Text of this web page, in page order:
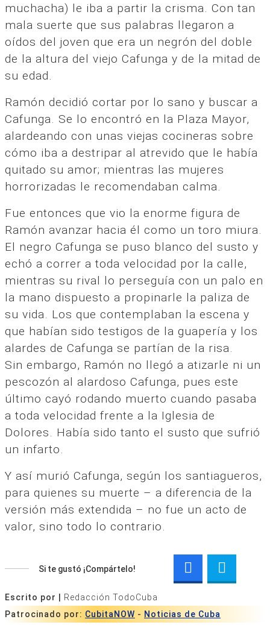
muchacha) le iba a partir la crisma. Con tan
mala suerte que sus palabras llegaron a
oídos del joven que era un negrón del doble
de la altura del viejo Cafunga y de la mitad de
su edad.
Ramón decidió cortar por lo sano y buscar a
Cafunga. Se lo encontró en la Plaza Mayor,
alardeando con unas viejas cocineras sobre
cómo iba a destripar al atrevido que le había
quitado su amor; mientras las mujeres
horrorizadas le recomendaban calma.
Fue entonces que vio la enorme figura de
Ramón avanzar hacia él como un toro miura.
El negro Cafunga se puso blanco del susto y
echó a correr a toda velocidad por la calle,
mientras su rival lo perseguía con un palo en
la mano dispuesto a propinarle la paliza de
su vida. Los que contemplaban la escena y
que habían sido testigos de la guapería y los
alardes de Cafunga se partían de la risa.
Sin embargo, Ramón no llegó a atizarle ni un
pescozón al alardoso Cafunga, pues este
último cayó rodando muerto cuando pasaba
a toda velocidad frente a la Iglesia de
Dolores. Había sido tanto el susto que sufrió
un infarto.
Y así murió Cafunga, según los santiagueros,
para quienes su muerte – a diferencia de la
versión más extendida – no fue un acto de
valor, sino todo lo contrario.
Si te gustó ¡Compártelo!
Escrito por |
Redacción TodoCuba
Patrocinado por: CubitaNOW - Noticias de Cuba